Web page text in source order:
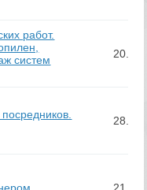
работ.
систем